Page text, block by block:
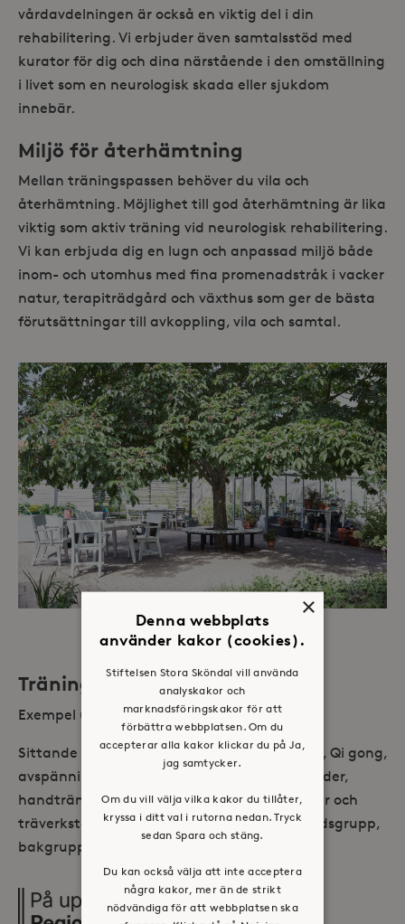
vårdavdelningen är också en viktig del i din
rehabilitering. Vi erbjuder även samtalsstöd med
kurator för dig och dina närstående i den omställning
i livet som en neurologisk skada eller sjukdom
innebär.
Miljö för återhämtning
Mellan träningspassen behöver du vila och
återhämtning. Möjlighet till god återhämtning är lika
viktig som aktiv träning vid neurologisk rehabilitering.
Vi kan erbjuda dig en lugn och anpassad miljö både
inom- och utomhus med fina promenadstråk i vacker
natur, terapiträdgård och växthus som ger de bästa
förutsättningar till avkoppling, vila och samtal.
Träning i grupp
Exempel ur grupputbudet:
Sittande gymnastik, balansgrupp, Mediyoga, Qi gong,
avspänning, träning i gym, Wiispel, promenader,
handträning, pingis, armskola, keramik, läder och
träverkstad, skapande verksamhet, trädgårdsgrupp,
bakgrupp, tal- och röstgrupp.
×
Denna webbplats
använder kakor (cookies).
Stiftelsen Stora Sköndal vill använda
analyskakor och
marknadsföringskakor för att
förbättra webbplatsen. Om du
accepterar alla kakor klickar du på Ja,
jag samtycker.
Om du vill välja vilka kakor du tillåter,
kryssa i ditt val i rutorna nedan. Tryck
sedan Spara och stäng.
Du kan också välja att inte acceptera
några kakor, mer än de strikt
nödvändiga för att webbplatsen ska